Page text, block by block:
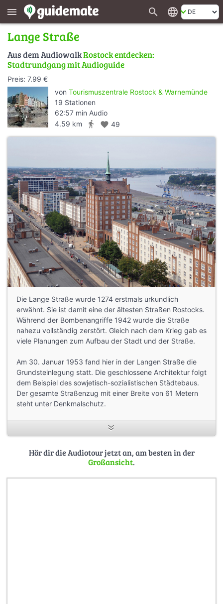
menu search language
Lange Straße
Aus dem AudiowalkRostock entdecken:
Stadtrundgang mit Audioguide
Preis: 7.99 €
von Tourismuszentrale Rostock & Warnemünde
19 Stationen
62:57 min Audio
4.59 km
directions_walk favorite 49
Die Lange Straße wurde 1274 erstmals urkundlich
erwähnt. Sie ist damit eine der ältesten Straßen Rostocks.
Während der Bombenangriffe 1942 wurde die Straße
nahezu vollständig zerstört. Gleich nach dem Krieg gab es
viele Planungen zum Aufbau der Stadt und der Straße.
Am 30. Januar 1953 fand hier in der Langen Straße die
Grundsteinlegung statt. Die geschlossene Architektur folgt
dem Beispiel des sowjetisch-sozialistischen Städtebaus.
Der gesamte Straßenzug mit einer Breite von 61 Metern
steht unter Denkmalschutz.
Fotos:Joachim Kloock, Zur Kogge
Hör dir die Audiotour jetzt an, am besten in der
Großansicht.